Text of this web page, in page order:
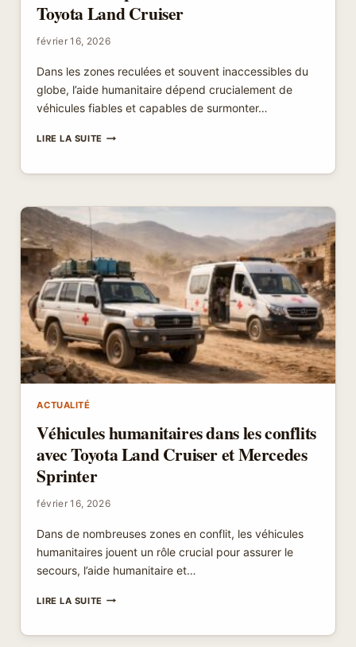
Toyota Land Cruiser
février 16, 2026
Dans les zones reculées et souvent inaccessibles du
globe, l’aide humanitaire dépend crucialement de
véhicules fiables et capables de surmonter…
LIRE LA SUITELES
ET
TOUT-
TERRAIN
POUR
LES
MISSIONS
AVEC
TOYOTA
LAND
CRUISER
ACTUALITÉ
Véhicules humanitaires dans les conflits
avec Toyota Land Cruiser et Mercedes
Sprinter
février 16, 2026
Dans de nombreuses zones en conflit, les véhicules
humanitaires jouent un rôle crucial pour assurer le
secours, l’aide humanitaire et…
LIRE LA SUITEVÉHICULES
LES